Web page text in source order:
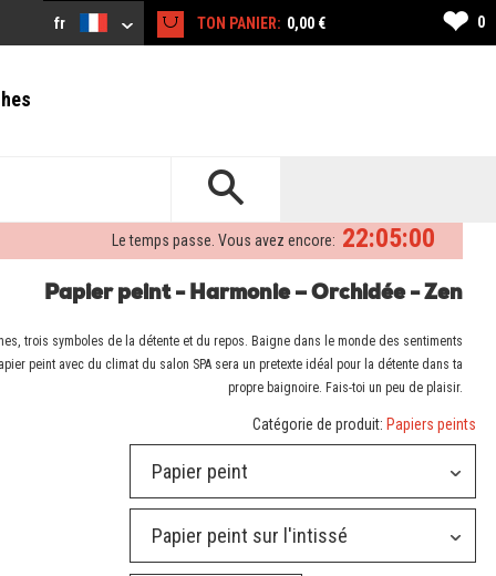
fr TON PANIER: 0,00 € ❤ 0
22:04:59
Le temps passe. Vous avez encore:
Papier peint - Harmonie – Orchidée - Zen
trois symboles de la détente et du repos. Baigne dans le monde des sentiments
peint avec du climat du salon SPA sera un pretexte idéal pour la détente dans ta
propre baignoire. Fais-toi un peu de plaisir.
Catégorie de produit: Papiers peints
Papier peint
Papier peint sur l'intissé